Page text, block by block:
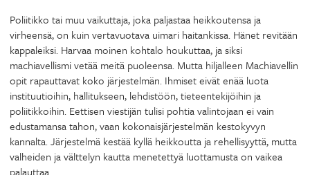
Poliitikko tai muu vaikuttaja, joka paljastaa heikkoutensa ja
virheensä, on kuin vertavuotava uimari haitankissa. Hänet revitään
kappaleiksi. Harvaa moinen kohtalo houkuttaa, ja siksi
machiavellismi vetää meitä puoleensa. Mutta hiljalleen Machiavellin
opit rapauttavat koko järjestelmän. Ihmiset eivät enää luota
instituutioihin, hallitukseen, lehdistöön, tieteentekijöihin ja
poliitikkoihin. Eettisen viestijän tulisi pohtia valintojaan ei vain
edustamansa tahon, vaan kokonaisjärjestelmän kestokyvyn
kannalta. Järjestelmä kestää kyllä heikkoutta ja rehellisyyttä, mutta
valheiden ja välttelyn kautta menetettyä luottamusta on vaikea
palauttaa.